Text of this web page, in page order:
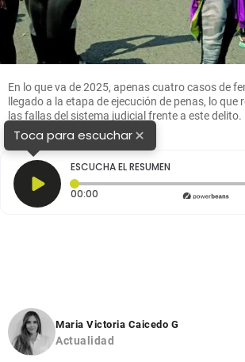
En lo que va de 2025, apenas cuatro casos de
llegado a la etapa de ejecución de penas, lo que
las fallas del sistema judicial frente a este delito.
Suárez
Toca para escuchar×
ESCUCHA EL RESUMEN
00:00 Tiempo transcurrido: 0
Maria Victoria Caicedo G
Actualidad